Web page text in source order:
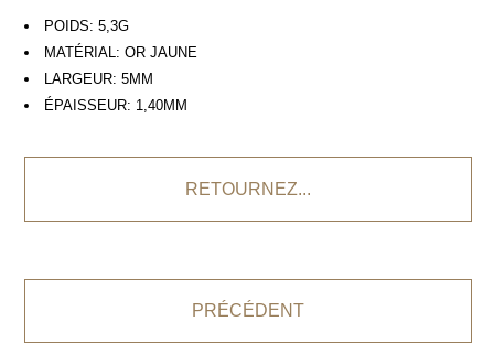
POIDS: 5,3G
MATÉRIAL: OR JAUNE
LARGEUR: 5MM
ÉPAISSEUR: 1,40MM
RETOURNEZ...
PRÉCÉDENT